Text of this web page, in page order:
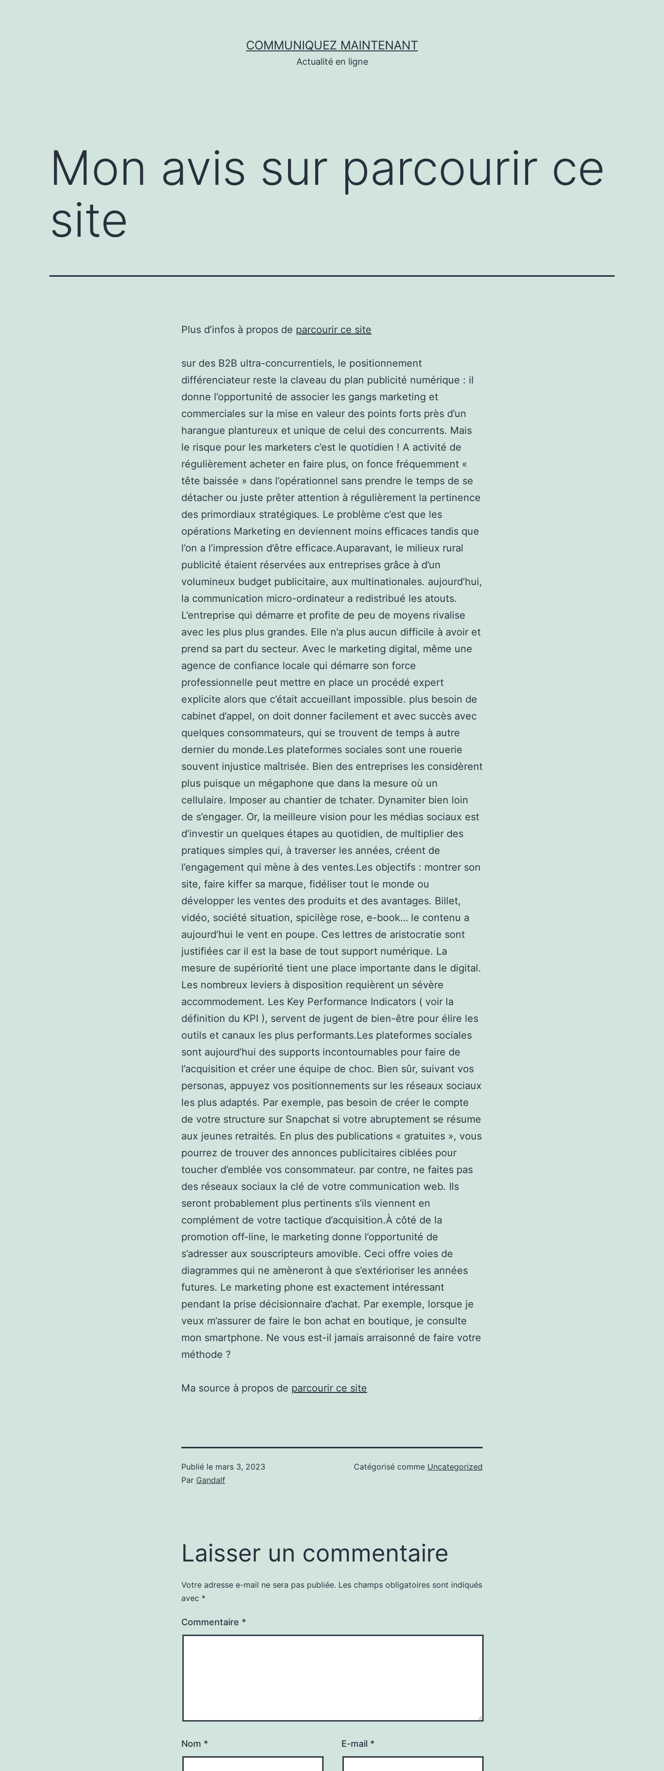
COMMUNIQUEZ MAINTENANT
Actualité en ligne
Mon avis sur parcourir ce
site
Plus d’infos à propos de parcourir ce site
sur des B2B ultra-concurrentiels, le positionnement
différenciateur reste la claveau du plan publicité numérique : il
donne l’opportunité de associer les gangs marketing et
commerciales sur la mise en valeur des points forts près d’un
harangue plantureux et unique de celui des concurrents. Mais
le risque pour les marketers c’est le quotidien ! A activité de
régulièrement acheter en faire plus, on fonce fréquemment «
tête baissée » dans l’opérationnel sans prendre le temps de se
détacher ou juste prêter attention à régulièrement la pertinence
des primordiaux stratégiques. Le problème c’est que les
opérations Marketing en deviennent moins efficaces tandis que
l’on a l’impression d’être efficace.Auparavant, le milieux rural
publicité étaient réservées aux entreprises grâce à d’un
volumineux budget publicitaire, aux multinationales. aujourd’hui,
la communication micro-ordinateur a redistribué les atouts.
L’entreprise qui démarre et profite de peu de moyens rivalise
avec les plus plus grandes. Elle n’a plus aucun difficile à avoir et
prend sa part du secteur. Avec le marketing digital, même une
agence de confiance locale qui démarre son force
professionnelle peut mettre en place un procédé expert
explicite alors que c’était accueillant impossible. plus besoin de
cabinet d’appel, on doit donner facilement et avec succès avec
quelques consommateurs, qui se trouvent de temps à autre
dernier du monde.Les plateformes sociales sont une rouerie
souvent injustice maîtrisée. Bien des entreprises les considèrent
plus puisque un mégaphone que dans la mesure où un
cellulaire. Imposer au chantier de tchater. Dynamiter bien loin
de s’engager. Or, la meilleure vision pour les médias sociaux est
d’investir un quelques étapes au quotidien, de multiplier des
pratiques simples qui, à traverser les années, créent de
l’engagement qui mène à des ventes.Les objectifs : montrer son
site, faire kiffer sa marque, fidéliser tout le monde ou
développer les ventes des produits et des avantages. Billet,
vidéo, société situation, spicilège rose, e-book… le contenu a
aujourd’hui le vent en poupe. Ces lettres de aristocratie sont
justifiées car il est la base de tout support numérique. La
mesure de supériorité tient une place importante dans le digital.
Les nombreux leviers à disposition requièrent un sévère
accommodement. Les Key Performance Indicators ( voir la
définition du KPI ), servent de jugent de bien-être pour élire les
outils et canaux les plus performants.Les plateformes sociales
sont aujourd’hui des supports incontournables pour faire de
l’acquisition et créer une équipe de choc. Bien sûr, suivant vos
personas, appuyez vos positionnements sur les réseaux sociaux
les plus adaptés. Par exemple, pas besoin de créer le compte
de votre structure sur Snapchat si votre abruptement se résume
aux jeunes retraités. En plus des publications « gratuites », vous
pourrez de trouver des annonces publicitaires ciblées pour
toucher d’emblée vos consommateur. par contre, ne faites pas
des réseaux sociaux la clé de votre communication web. Ils
seront probablement plus pertinents s’ils viennent en
complément de votre tactique d’acquisition.À côté de la
promotion off-line, le marketing donne l’opportunité de
s’adresser aux souscripteurs amovible. Ceci offre voies de
diagrammes qui ne amèneront à que s’extérioriser les années
futures. Le marketing phone est exactement intéressant
pendant la prise décisionnaire d’achat. Par exemple, lorsque je
veux m’assurer de faire le bon achat en boutique, je consulte
mon smartphone. Ne vous est-il jamais arraisonné de faire votre
méthode ?
Ma source à propos de parcourir ce site
Publié le mars 3, 2023
Par Gandalf
Catégorisé comme Uncategorized
Laisser un commentaire
Votre adresse e-mail ne sera pas publiée. Les champs obligatoires sont indiqués
avec *
Commentaire *
Nom * E-mail *